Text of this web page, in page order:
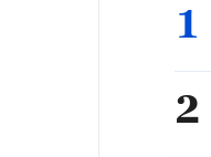
1
2